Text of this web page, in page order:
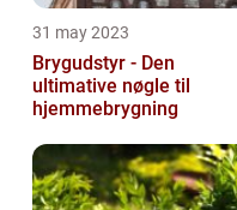
31 may 2023
Brygudstyr - Den
ultimative nøgle til
hjemmebrygning